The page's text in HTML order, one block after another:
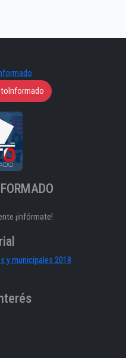
¡infórmate!
y municipales 2018